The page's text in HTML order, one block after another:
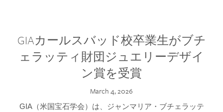
GIAカールスバッド校卒業生がブチ
ェラッティ財団ジュエリーデザイ
ン賞を受賞
March 4, 2026
GIA（米国宝石学会）は、ジャンマリア・ブチェラッテ